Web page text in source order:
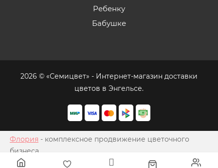
Ребенку
Бабушке
2026 © «Семицвет» - Интернет-магазин доставки
цветов в Энгельсе.
Флория - комплексное продвижение цветочного
бизнеса